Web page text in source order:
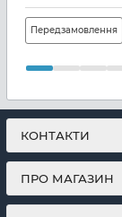
Передзамовлення
КОНТАКТИ
ПРО МАГАЗИН